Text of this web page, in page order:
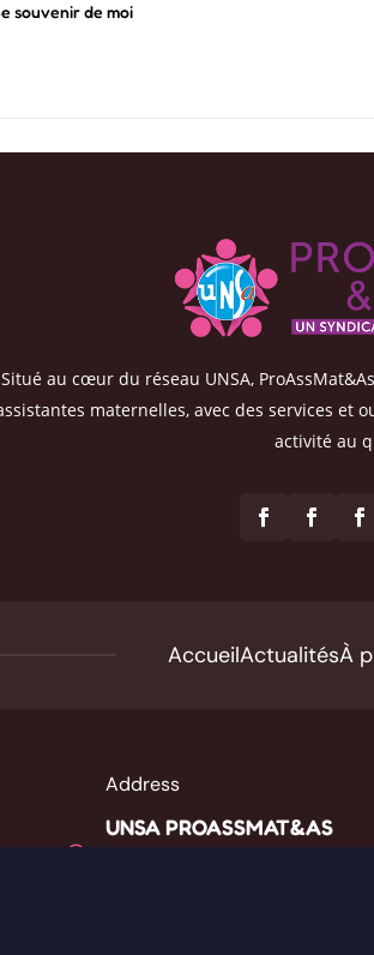
souvenir de moi
Situé au cœur du réseau UNSA,
maternelles, avec des services et
activité au
AccueilActualitésÀ
Address
UNSA PROASSMAT&AS